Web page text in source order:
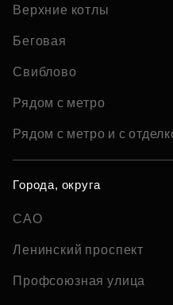
Верхние котлы
Беговая
Свиблово
Рядом с метро
Рядом с метро и с
Города, округа
САО
Ленинский проспект
Профсоюзная улица